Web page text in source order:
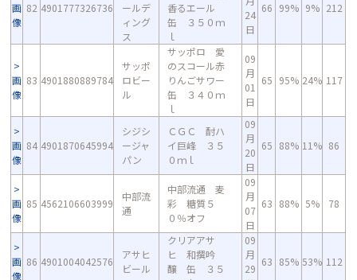
画
像
82 4901777326736
ールデ
ィング
ス
香るエール
缶 ３５０ｍ
ｌ
24
日
66 99% 9% 212
画
像
83 4901880889784
サッポ
ロビー
ル
サッポロ 愛
のスコール赤
りんごサワー
缶 ３４０ｍ
ｌ
09
月
01
日
65 95% 24% 117
画
像
84 4901870645994
シジシ
ージャ
パン
ＣＧＣ 酎ハ
イ巨峰 ３５
０ｍｌ
09
月
20
日
65 88% 11% 86
画
像
85 4562106603999
中部流
通
中部流通 麦
彩 糖質５
０％オフ
09
月
07
日
63 88% 5% 78
画
像
86 4901004042576
アサヒ
ビール
クリアアサ
ヒ 和撰吟
醸 缶 ３５
09
月
29
63 85% 53% 112